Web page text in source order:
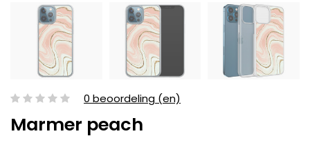
0 beoordeling (en)
Marmer peach